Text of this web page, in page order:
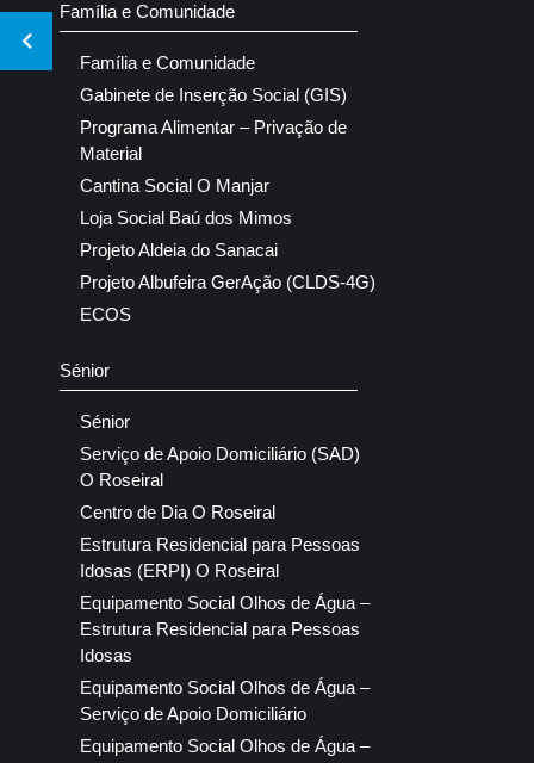
Família e Comunidade
Família e Comunidade
Gabinete de Inserção Social (GIS)
Programa Alimentar – Privação de
Material
Cantina Social O Manjar
Loja Social Baú dos Mimos
Projeto Aldeia do Sanacai
Projeto Albufeira GerAção (CLDS-4G)
ECOS
Sénior
Sénior
Serviço de Apoio Domiciliário (SAD)
O Roseiral
Centro de Dia O Roseiral
Estrutura Residencial para Pessoas
Idosas (ERPI) O Roseiral
Equipamento Social Olhos de Água –
Estrutura Residencial para Pessoas
Idosas
Equipamento Social Olhos de Água –
Serviço de Apoio Domiciliário
Equipamento Social Olhos de Água –